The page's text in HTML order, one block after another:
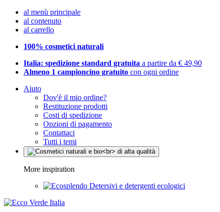
al menù principale
al contenuto
al carrello
100% cosmetici naturali
Italia: spedizione standard gratuita a partire da € 49,90
Almeno 1 campioncino gratuito con ogni ordine
Aiuto
Dov'è il mio ordine?
Restituzione prodotti
Costi di spedizione
Opzioni di pagamento
Contattaci
Tutti i temi
More inspiration
Detersivi e detergenti ecologici